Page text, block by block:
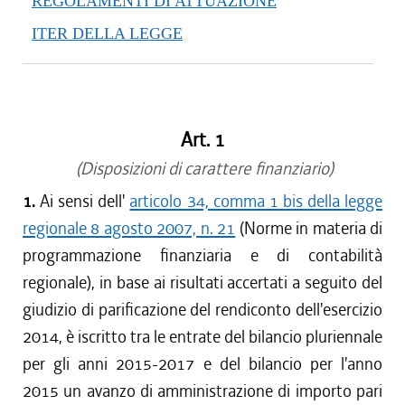
dal 10/08/2017 al 04/01/2018
dal 27/07/2017 al 09/08/2017
dal 01/12/2016 al 14/12/2016
dal 10/11/2016 al 30/11/2016
dal 13/08/2016 al 09/11/2016
dal 01/06/2016 al 12/08/2016
dal 13/05/2016 al 31/05/2016
dal 13/01/2016 al 12/05/2016
dal 01/01/2016 al 12/01/2016
dal 13/11/2015 al 31/12/2015
dal 22/10/2015 al 12/11/2015
dal 11/08/2015 al 21/10/2015
ITER DELLA LEGGE
Art. 1
(Disposizioni di carattere finanziario)
1.Ai sensi dell' articolo 34, comma 1 bis della legge
regionale 8 agosto 2007, n. 21 (Norme in materia di
programmazione finanziaria e di contabilità
regionale), in base ai risultati accertati a seguito del
giudizio di parificazione del rendiconto dell'esercizio
2014, è iscritto tra le entrate del bilancio pluriennale
per gli anni 2015-2017 e del bilancio per l'anno
2015 un avanzo di amministrazione di importo pari